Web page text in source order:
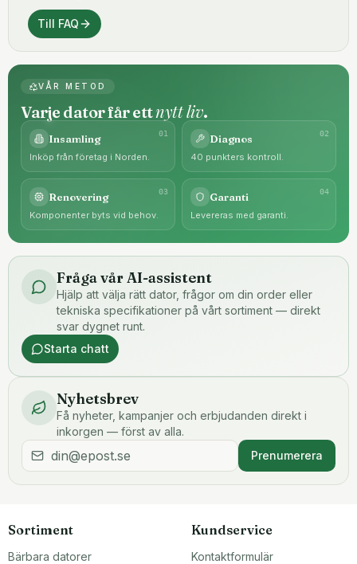
Till FAQ
VÅR METOD
Varje dator får ettnytt liv.
01
Insamling
Inköp från företag i Norden.
02
Diagnos
40 punkters kontroll.
03
Renovering
Komponenter byts vid behov.
04
Garanti
Levereras med garanti.
Fråga vår AI-assistent
Hjälp att välja rätt dator, frågor om din order eller
tekniska specifikationer på vårt sortiment — direkt
svar dygnet runt.
Starta chatt
Nyhetsbrev
Få nyheter, kampanjer och erbjudanden direkt i
inkorgen — först av alla.
Prenumerera
Sortiment
Bärbara datorer
Kundservice
Kontaktformulär